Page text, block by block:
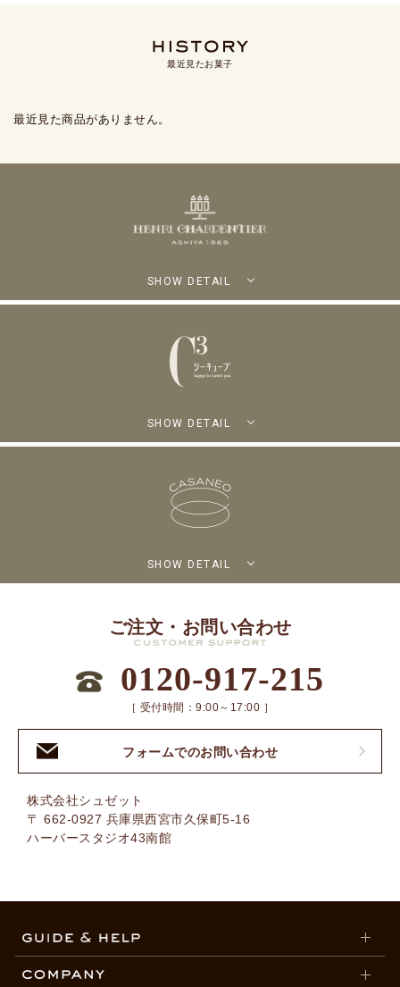
最近見たお菓子
最近見た商品がありません。
SHOW DETAIL
SHOW DETAIL
SHOW DETAIL
ご注文・お問い合わせ
0120-917-215
［ 受付時間：9:00～17:00 ］
フォームでのお問い合わせ
株式会社シュゼット
〒 662-0927 兵庫県西宮市久保町5-16
ハーバースタジオ43南館